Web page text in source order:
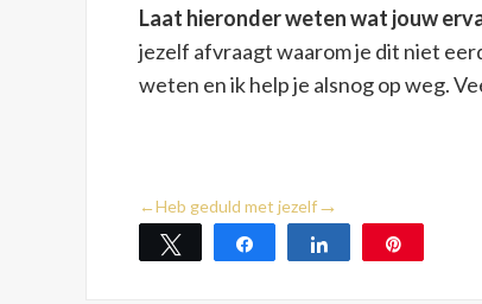
Laat hieronder weten wat jouw
jezelf afvraagt waarom je dit niet
weten en ik help je alsnog op weg.
←Heb geduld met jezelf→
Tweet Share Share